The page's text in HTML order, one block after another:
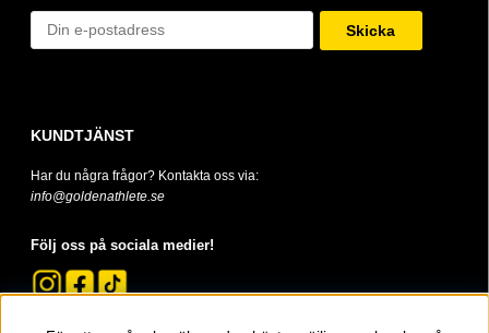
Skicka
KUNDTJÄNST
Har du några frågor? Kontakta oss via:
info@goldenathlete.se
Följ oss på sociala medier!